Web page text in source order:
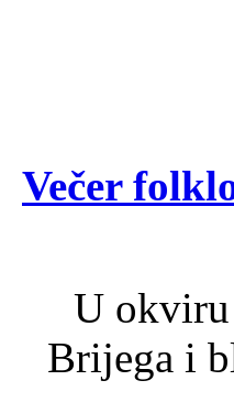
Večer
U okviru
Brijega i